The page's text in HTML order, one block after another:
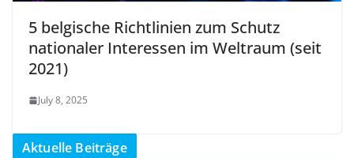
5 belgische Richtlinien zum Schutz
nationaler Interessen im Weltraum (seit
2021)
July 8, 2025
Aktuelle Beiträge